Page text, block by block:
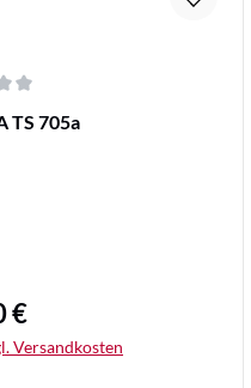
von 5 Sternen
TS 705a
Preis:
€
Versandkosten